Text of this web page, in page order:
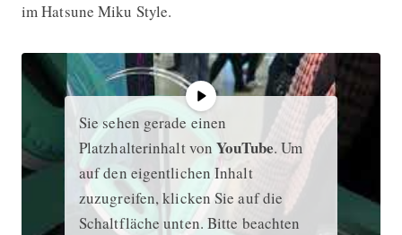
im Hatsune Miku Style.
Sie sehen gerade einen
Platzhalterinhalt vonYouTube. Um
auf den eigentlichen Inhalt
zuzugreifen, klicken Sie auf die
Schaltfläche unten. Bitte beachten